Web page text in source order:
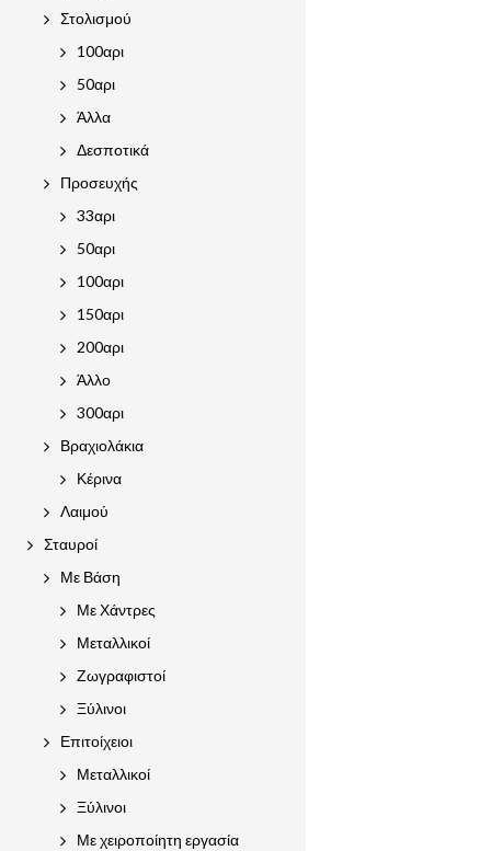
Στολισμού
100αρι
50αρι
Άλλα
Δεσποτικά
Προσευχής
33αρι
50αρι
100αρι
150αρι
200αρι
Άλλο
300αρι
Βραχιολάκια
Κέρινα
Λαιμού
Σταυροί
Με Βάση
Με Χάντρες
Μεταλλικοί
Ζωγραφιστοί
Ξύλινοι
Επιτοίχειοι
Μεταλλικοί
Ξύλινοι
Με χειροποίητη εργασία